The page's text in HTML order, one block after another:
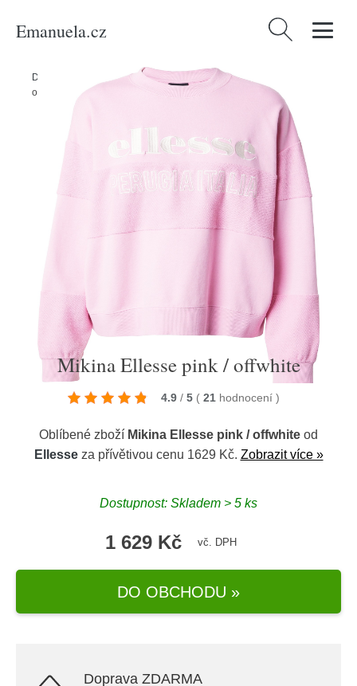
Emanuela.cz Vyhledávání
Domů Ženy Oblečení Mikiny /Mikina Ellesse pink /
offwhite
Mikina Ellesse pink / offwhite
4.9 / 5 ( 21 hodnocení )
Oblíbené zboží Mikina Ellesse pink / offwhite od
Ellesseza přívětivou cenu 1629 Kč. Zobrazit více »
Dostupnost: Skladem > 5 ks
1 629 Kč vč. DPH
DO OBCHODU »
Doprava ZDARMA